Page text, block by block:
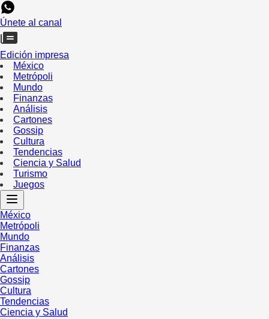
Únete al canal
Edición impresa
México
Metrópoli
Mundo
Finanzas
Análisis
Cartones
Gossip
Cultura
Tendencias
Ciencia y Salud
Turismo
Juegos
México
Metrópoli
Mundo
Finanzas
Análisis
Cartones
Gossip
Cultura
Tendencias
Ciencia y Salud